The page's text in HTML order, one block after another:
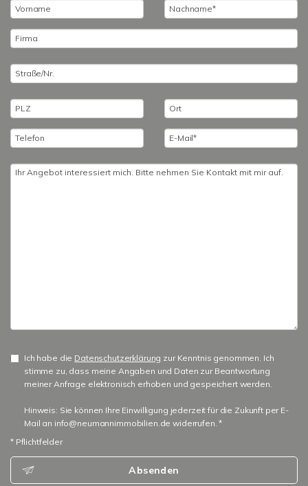
Ich habe die Datenschutzerklärung zur Kenntnis genommen. Ich
stimme zu, dass meine Angaben und Daten zur Beantwortung
meiner Anfrage elektronisch erhoben und gespeichert werden.
Hinweis: Sie können Ihre Einwilligung jederzeit für die Zukunft per E-
Mail an info@neumannimmobilien.de widerrufen. *
* Pflichtfelder
Absenden